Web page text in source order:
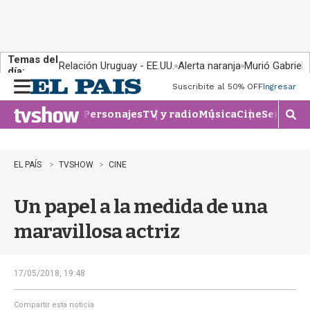
Temas del
día:
Relación Uruguay - EE.UU. Alerta naranja Murió Gabriel
n
u
Suscribite al 50% OFFIngresar
PersonajesTV y radioMúsicaCineSeries
M
o
e
EL PAÍS TVSHOW CINE
Un papel a la medida de una
maravillosa actriz
17/05/2018, 19:48
Compartir esta noticia